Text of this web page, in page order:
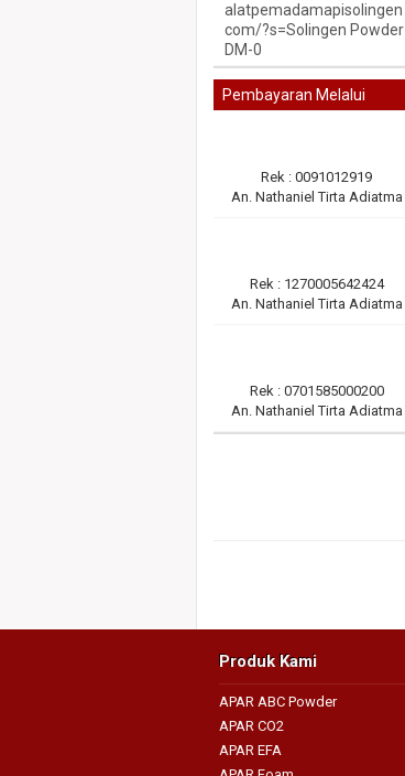
alatpemadamapisolingen
com/?s=Solingen Powder
DM-0
Pembayaran Melalui
Rek : 0091012919
An. Nathaniel Tirta Adiatma
Rek : 1270005642424
An. Nathaniel Tirta Adiatma
Rek : 0701585000200
An. Nathaniel Tirta Adiatma
Produk Kami
APAR ABC Powder
APAR CO2
APAR EFA